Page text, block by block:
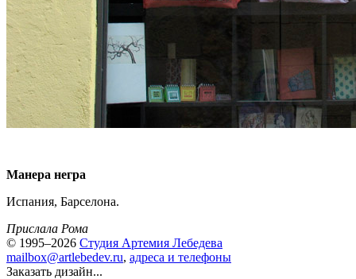
Манера негра
Испания, Барселона.
Прислала Рома
© 1995–2026 Студия Артемия Лебедева
mailbox@artlebedev.ru, адреса и телефоны
Заказать дизайн...